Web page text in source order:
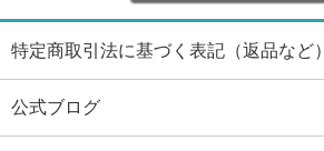
特定商取引法に基づく表記（返品など）
公式ブログ